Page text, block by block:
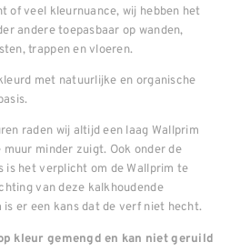
of veel kleurnuance, wij hebben het
andere toepasbaar op wanden,
trappen en vloeren.
met natuurlijke en organische
raden wij altijd een laag Wallprim
minder zuigt. Ook onder de
is het verplicht om de Wallprim te
van deze kalkhoudende
er een kans dat de verf niet hecht.
kleur gemengd en kan niet geruild